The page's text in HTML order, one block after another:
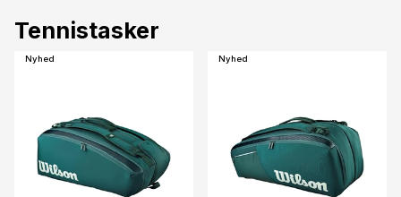
Tennistasker
Nyhed Nyhed